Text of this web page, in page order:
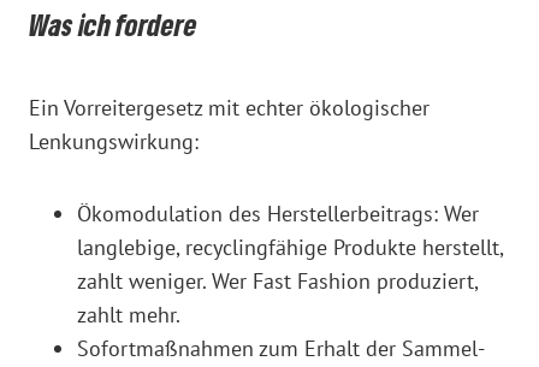
Was ich fordere
Ein Vorreitergesetz mit echter ökologischer
Lenkungswirkung:
Ökomodulation des Herstellerbeitrags: Wer
langlebige, recyclingfähige Produkte herstellt,
zahlt weniger. Wer Fast Fashion produziert,
zahlt mehr.
Sofortmaßnahmen zum Erhalt der Sammel-